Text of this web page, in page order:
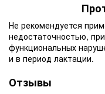
Не рекомендуется
недостаточностью,
функциональных
и в период лактации.
Отзывы